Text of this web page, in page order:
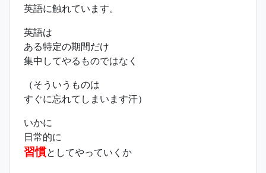
英語に触れています。
英語は
ある特定の期間だけ
集中してやるものではなく
（そういうものは
すぐに忘れてしまいます汗）
いかに
日常的に
習慣としてやっていくか